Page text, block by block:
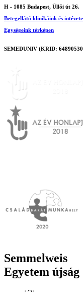
H - 1085 Budapest, Üllői út 26.
Betegellátó klinikáink és
Egységeink térképen
SEMEDUNIV (KRID:
Semmelweis
Egyetem újság